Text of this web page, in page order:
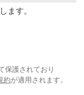
ます。
保護されており
約が適用されます。